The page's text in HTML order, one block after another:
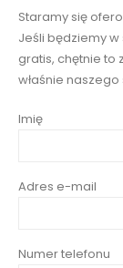
Staramy się
Jeśli będziemy
gratis, chętnie to
właśnie
Imię
Adres e-mail
Numer telefonu